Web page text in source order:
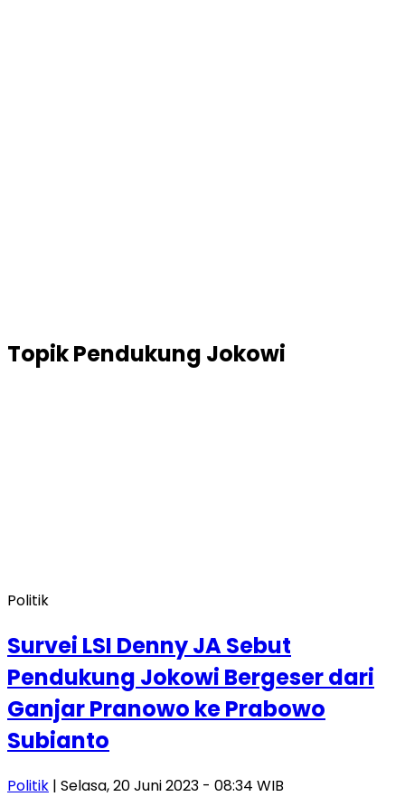
TopikPendukung Jokowi
Politik
Survei LSI Denny JA Sebut
Pendukung Jokowi Bergeser dari
Ganjar Pranowo ke Prabowo
Subianto
Politik | Selasa, 20 Juni 2023 - 08:34 WIB